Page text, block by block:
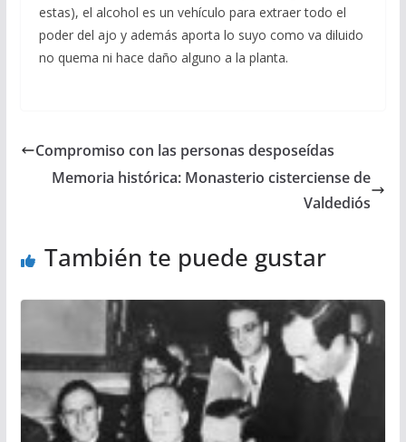
estas), el alcohol es un vehículo para extraer todo el
poder del ajo y además aporta lo suyo como va diluido
no quema ni hace daño alguno a la planta.
Compromiso con las personas desposeídas
Memoria histórica: Monasterio cisterciense de
Valdediós
También te puede gustar